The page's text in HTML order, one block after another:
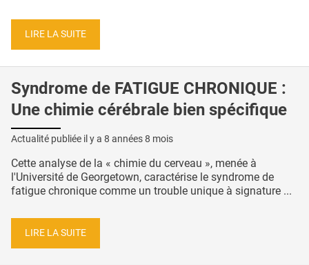
LIRE LA SUITE
Syndrome de FATIGUE CHRONIQUE :
Une chimie cérébrale bien spécifique
Actualité publiée il y a 8 années 8 mois
Cette analyse de la « chimie du cerveau », menée à
l'Université de Georgetown, caractérise le syndrome de
fatigue chronique comme un trouble unique à signature ...
LIRE LA SUITE